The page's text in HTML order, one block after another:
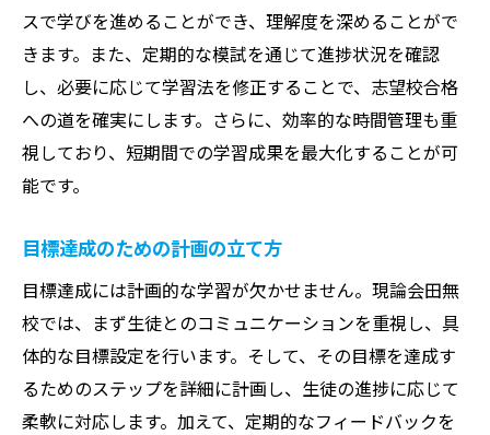
スで学びを進めることができ、理解度を深めることがで
きます。また、定期的な模試を通じて進捗状況を確認
し、必要に応じて学習法を修正することで、志望校合格
への道を確実にします。さらに、効率的な時間管理も重
視しており、短期間での学習成果を最大化することが可
能です。
目標達成のための計画の立て方
目標達成には計画的な学習が欠かせません。現論会田無
校では、まず生徒とのコミュニケーションを重視し、具
体的な目標設定を行います。そして、その目標を達成す
るためのステップを詳細に計画し、生徒の進捗に応じて
柔軟に対応します。加えて、定期的なフィードバックを